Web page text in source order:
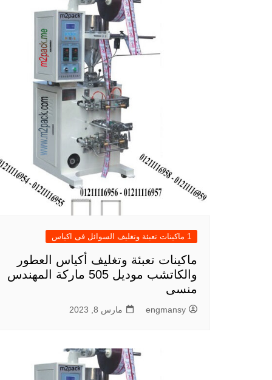
1 ماكينات تعبئة وتغليف السوائل فى اكياس
ماكينات تعبئة وتغليف أكياس العطور
والكاتشب موديل 505 ماركة المهندس
منسى
engmansy مارس 8, 2023